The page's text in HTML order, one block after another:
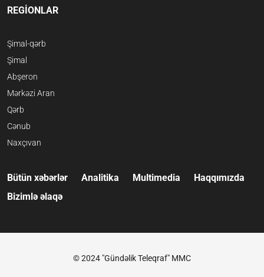
REGİONLAR
Şimal-qərb
Şimal
Abşeron
Mərkəzi Aran
Qərb
Cənub
Naxçıvan
Bütün xəbərlər Analitika Multimedia
Haqqımızda
Bizimlə əlaqə
© 2024 "Gündəlik Teleqraf" MMC